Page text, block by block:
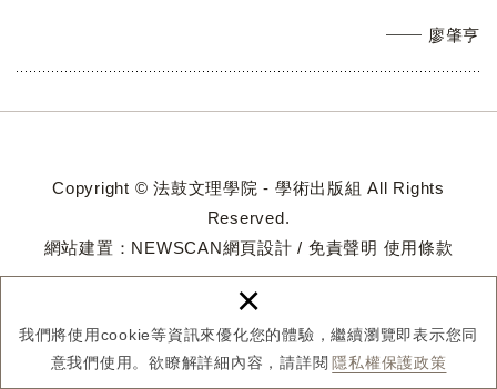
我們將使用cookie等資訊來優化您的體驗，繼續瀏覽即表示您同
意我們使用。欲瞭解詳細內容，請詳閱 隱私權保護政策
×
廖肇亨
Copyright © 法鼓文理學院 - 學術出版組 All Rights
Reserved.
網站建置： NEWSCAN網頁設計 / 免責聲明 使用條款